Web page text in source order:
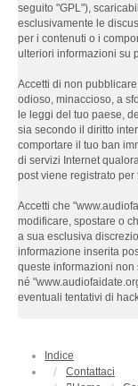
seguito "GPL"),
esclusivamente le
per i contenuti o i
ulteriori informazioni su
Accetti di non
odioso, minaccioso, a
le leggi del tuo paese,
sia secondo il diritto
comportare il tuo ban
di servizi Internet
post viene registrato
Accetti che
modificare, spostare o
a sua esclusiva
informazione inserita
queste informazioni
né
eventuali tentativi di
Indice
Contattaci